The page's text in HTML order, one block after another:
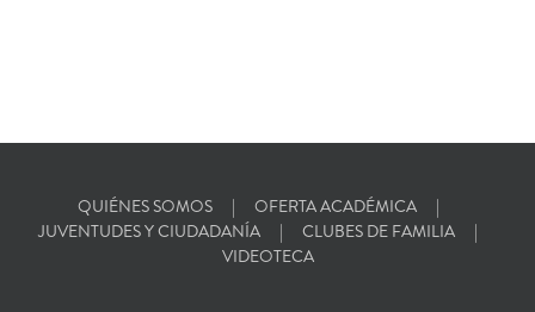
QUIÉNES SOMOS
OFERTA ACADÉMICA
JUVENTUDES Y CIUDADANÍA
CLUBES DE FAMILIA
VIDEOTECA